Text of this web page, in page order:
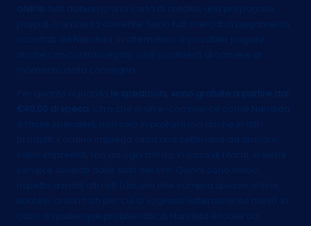
online
: tutti abbiamo una carta di credito, una prepagata,
paypal, o un conto corrente. Sono tutti metodi di pagamento
accettati da Nandida. In alternativa, è possibile pagare
anche con contrassegno, cioè si salderà al corriere al
momento della consegna.
Per quanto riguarda
le spedizioni, sono gratuite a partire dai
€49,90 di spesa
, cifra che in un e-commerce come Nandida
è facile spenderli, non solo in profumi ma anche in altri
prodotti. L’ordine impiega circa una settimana ad arrivare,
salvo imprevisti, ma ad ogni modo, in caso di ritardi, si viene
sempre avvertiti dallo staff del sito. Quindi sono veloci
rispetto a molti altri siti (da una che compra spesso online,
fidatevi, ci sono siti per cui ci vogliono letteralmente mesi). In
caso di qualunque problematica, Nandida è facile da